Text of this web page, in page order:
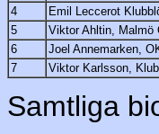
4
Emil Leccerot
5
Viktor Ahltin, Malmö
6
Joel Annemarken,
7
Viktor Karlsson,
Samtliga